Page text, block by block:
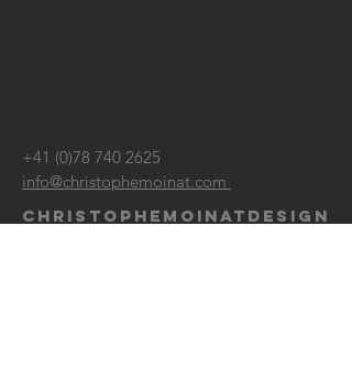
+41 (0)78 740 2625
info@christophemoinat.com
CHRISTOPHEMOINATDESIGN